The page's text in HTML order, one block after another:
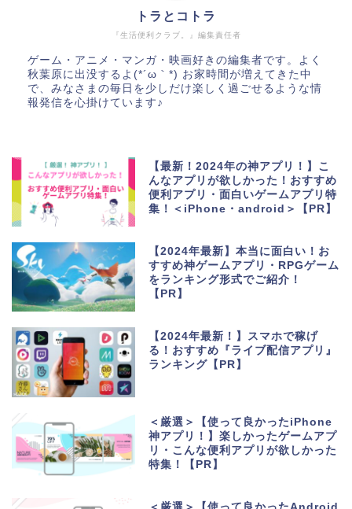
『生活便利クラブ。』編集責任者
トラとコトラ
ゲーム・アニメ・マンガ・映画好きの編集者です。よく
秋葉原に出没するよ(*´ω｀*) お家時間が増えてきた中
で、みなさまの毎日を少しだけ楽しく過ごせるような情
報発信を心掛けています♪
【最新！2024年の神アプリ！】こ
んなアプリが欲しかった！おすすめ
便利アプリ・面白いゲームアプリ特
集！＜iPhone・android＞【PR】
【2024年最新】本当に面白い！お
すすめ神ゲームアプリ・RPGゲーム
をランキング形式でご紹介！
【PR】
【2024年最新！】スマホで稼げ
る！おすすめ『ライブ配信アプリ』
ランキング【PR】
＜厳選＞【使って良かったiPhone
神アプリ！】楽しかったゲームアプ
リ・こんな便利アプリが欲しかった
特集！【PR】